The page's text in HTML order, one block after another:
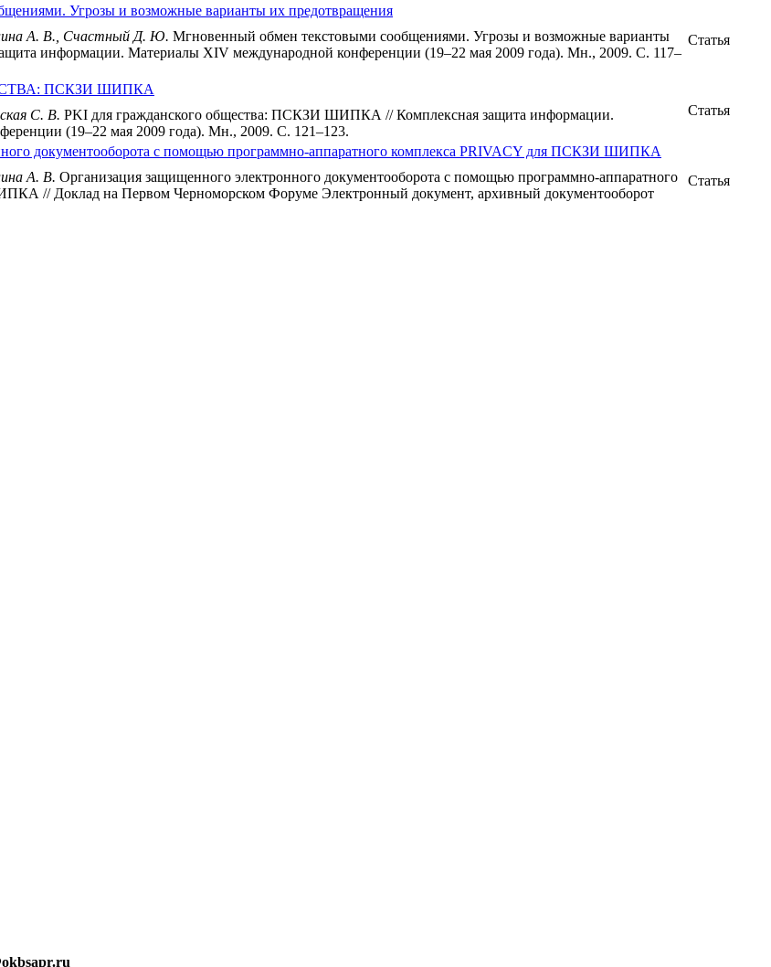
Угрозы и возможные варианты их предотвращения
А. В., Счастный Д. Ю. Мгновенный обмен текстовыми сообщениями. Угрозы и возможные варианты
информации. Материалы XIV международной конференции (19–22 мая 2009 года). Мн., 2009. С. 117–
Статья
ПСКЗИ ШИПКА
С. В. PKI для гражданского общества: ПСКЗИ ШИПКА // Комплексная защита информации.
(19–22 мая 2009 года). Мн., 2009. С. 121–123.
Статья
документооборота с помощью программно-аппаратного комплекса PRIVACY для ПСКЗИ ШИПКА
А. В. Организация защищенного электронного документооборота с помощью программно-аппаратного
// Доклад на Первом Черноморском Форуме Электронный документ, архивный документооборот
Статья